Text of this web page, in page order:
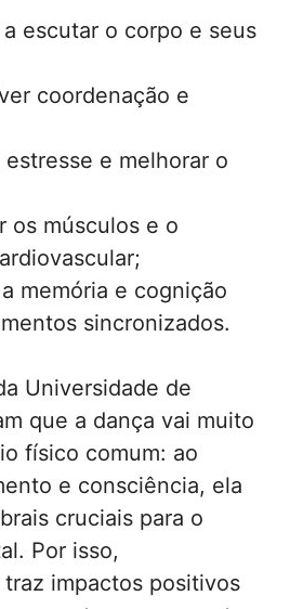
escutar o corpo e seus
coordenação e
estresse e melhorar o
os músculos e o
memória e cognição
sincronizados.
Universidade de
que a dança vai muito
físico comum: ao
e consciência, ela
cruciais para o
Por isso,
traz impactos positivos